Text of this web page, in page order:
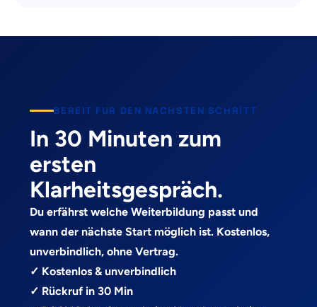
BEREIT FUR DEN NACHSTEN SCHRITT
In 30 Minuten zum
ersten
Klarheitsgespräch.
Du erfährst welche Weiterbildung passt und
wann der nächste Start möglich ist. Kostenlos,
unverbindlich, ohne Vertrag.
✓ Kostenlos & unverbindlich
✓ Rückruf in 30 Min